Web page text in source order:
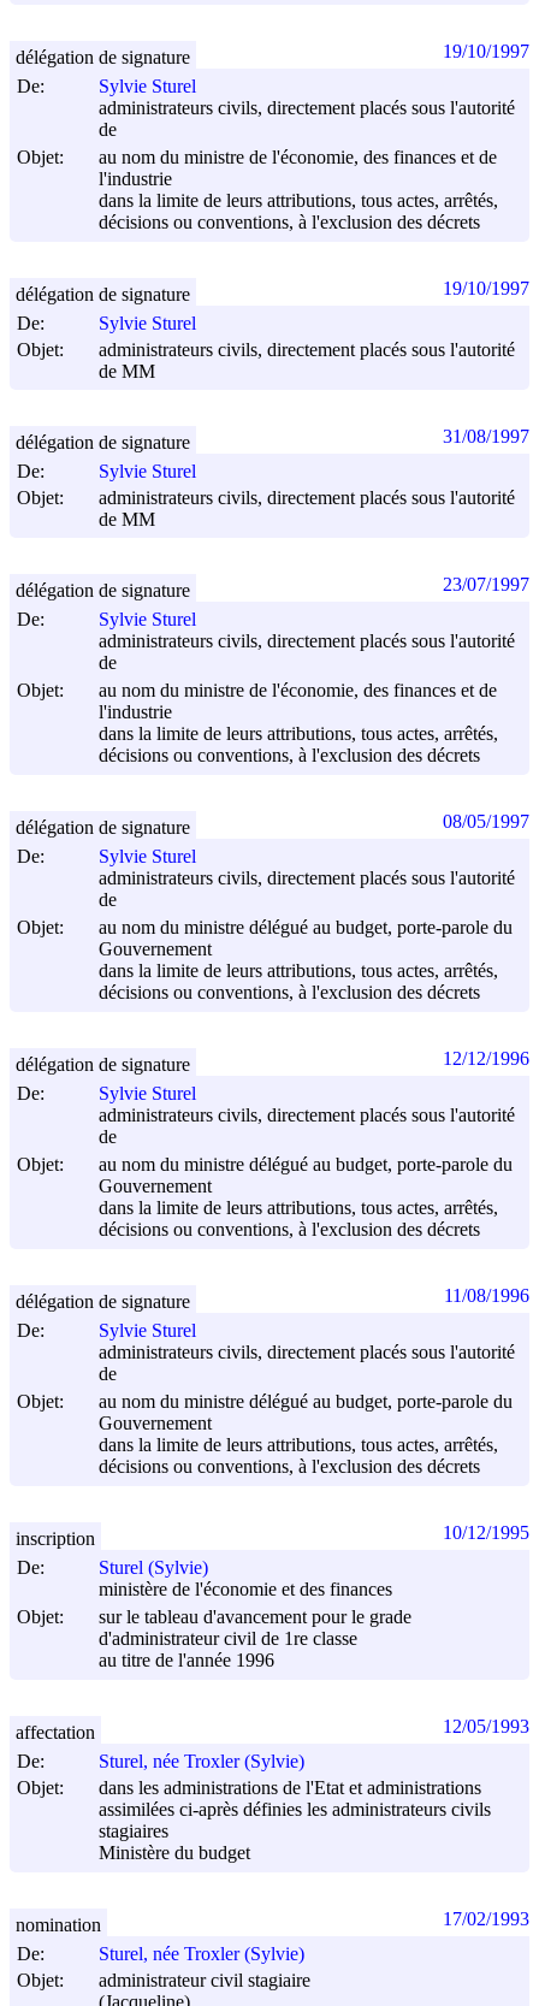
De:
Sylvie Sturel
administrateurs civils, directement placés sous l'autorité
de
Objet:
au nom du ministre de l'économie, des finances et de
l'industrie
dans la limite de leurs attributions, tous actes, arrêtés,
décisions ou conventions, à l'exclusion des décrets
délégation de signature 19/10/1997
De:
Sylvie Sturel
Objet:
administrateurs civils, directement placés sous l'autorité
de MM
délégation de signature 19/10/1997
De:
Sylvie Sturel
Objet:
administrateurs civils, directement placés sous l'autorité
de MM
délégation de signature 31/08/1997
De:
Sylvie Sturel
administrateurs civils, directement placés sous l'autorité
de
Objet:
au nom du ministre de l'économie, des finances et de
l'industrie
dans la limite de leurs attributions, tous actes, arrêtés,
décisions ou conventions, à l'exclusion des décrets
délégation de signature 23/07/1997
De:
Sylvie Sturel
administrateurs civils, directement placés sous l'autorité
de
Objet:
au nom du ministre délégué au budget, porte-parole du
Gouvernement
dans la limite de leurs attributions, tous actes, arrêtés,
décisions ou conventions, à l'exclusion des décrets
délégation de signature 08/05/1997
De:
Sylvie Sturel
administrateurs civils, directement placés sous l'autorité
de
Objet:
au nom du ministre délégué au budget, porte-parole du
Gouvernement
dans la limite de leurs attributions, tous actes, arrêtés,
décisions ou conventions, à l'exclusion des décrets
délégation de signature 12/12/1996
De:
Sylvie Sturel
administrateurs civils, directement placés sous l'autorité
de
Objet:
au nom du ministre délégué au budget, porte-parole du
Gouvernement
dans la limite de leurs attributions, tous actes, arrêtés,
décisions ou conventions, à l'exclusion des décrets
délégation de signature 11/08/1996
De:
Sturel (Sylvie)
ministère de l'économie et des finances
Objet:
sur le tableau d'avancement pour le grade
d'administrateur civil de 1re classe
au titre de l'année 1996
inscription 10/12/1995
De:
Sturel, née Troxler (Sylvie)
Objet:
dans les administrations de l'Etat et administrations
assimilées ci-après définies les administrateurs civils
stagiaires
Ministère du budget
affectation 12/05/1993
De:
Sturel, née Troxler (Sylvie)
Objet:
administrateur civil stagiaire
nomination 17/02/1993